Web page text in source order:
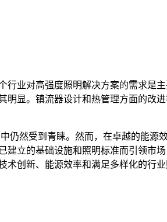
业对高强度照明解决方案的需求是
显。镇流器设计和热管理方面的改
仍然受到青睐。然而，在卓越的能
立的基础设施和照明标准而引领市
创新、能源效率和满足多样化的行业